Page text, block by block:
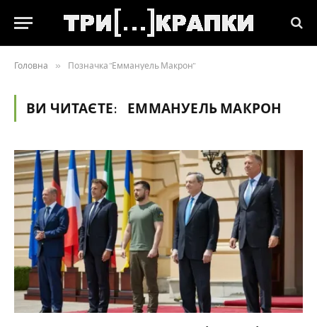
Головна » Позначка "Еммануель Макрон"
ВИ ЧИТАЄТЕ: ЕММАНУЕЛЬ МАКРОН